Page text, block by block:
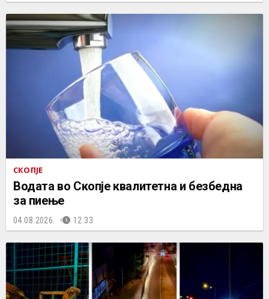
СКОПЈЕ
Водата во Скопје квалитетна и безбедна
за пиење
04.08.2026. 12:33